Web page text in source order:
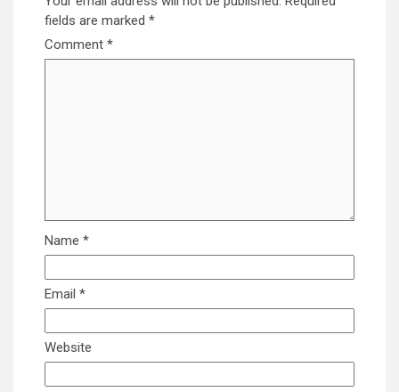
fields are marked *
Comment *
Name *
Email *
Website